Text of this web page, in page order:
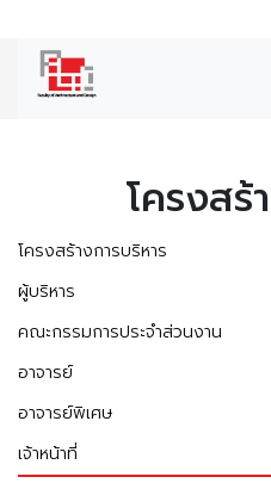
โครงสร้
โครงสร้างการบริหาร
ผู้บริหาร
คณะกรรมการประจำส่วนงาน
อาจารย์
อาจารย์พิเศษ
เจ้าหน้าที่